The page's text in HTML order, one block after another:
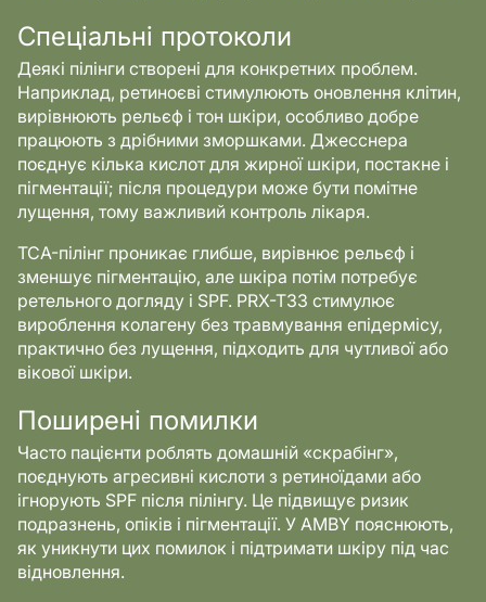
Спеціальні протоколи
Деякі пілінги створені для конкретних проблем.
Наприклад, ретиноєві стимулюють оновлення клітин,
вирівнюють рельєф і тон шкіри, особливо добре
працюють з дрібними зморшками. Джесснера
поєднує кілька кислот для жирної шкіри, постакне і
пігментації; після процедури може бути помітне
лущення, тому важливий контроль лікаря.
TCA-пілінг проникає глибше, вирівнює рельєф і
зменшує пігментацію, але шкіра потім потребує
ретельного догляду і SPF. PRX-T33 стимулює
вироблення колагену без травмування епідермісу,
практично без лущення, підходить для чутливої або
вікової шкіри.
Поширені помилки
Часто пацієнти роблять домашній «скрабінг»,
поєднують агресивні кислоти з ретиноїдами або
ігнорують SPF після пілінгу. Це підвищує ризик
подразнень, опіків і пігментації. У AMBY пояснюють,
як уникнути цих помилок і підтримати шкіру під час
відновлення.